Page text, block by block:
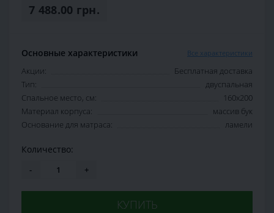
7 488.00 грн.
Основные характеристики Все характеристики
Акции:
Бесплатная доставка
Тип:
двуспальная
Спальное место, см:
160х200
Материал корпуса:
массив бук
Основание для матраса:
ламели
Количество:
- +
КУПИТЬ